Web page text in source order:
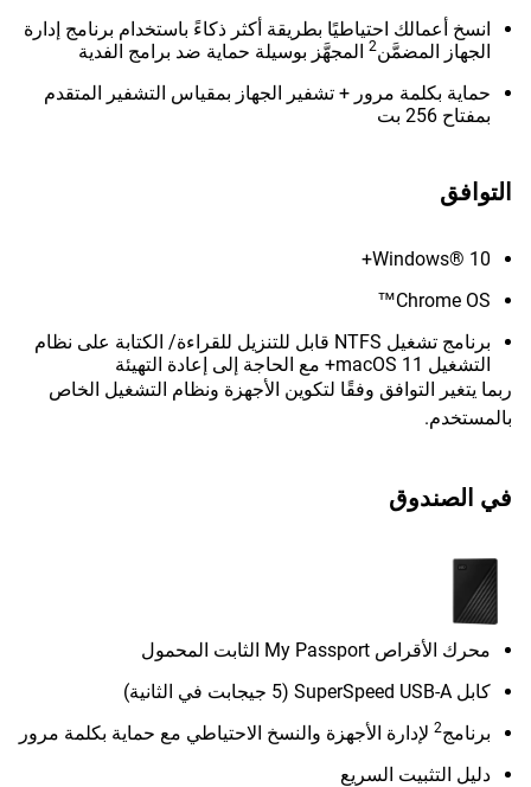
انسخ أعمالك احتياطيًا بطريقة أكثر ذكاءً باستخدام برنامج إدارة
الجهاز المضمَّن2 المجهَّز بوسيلة حماية ضد برامج الفدية
حماية بكلمة مرور + تشفير الجهاز بمقياس التشفير المتقدم
بمفتاح 256 بت
التوافق
Windows® 10+
Chrome OS™
برنامج تشغيل NTFS قابل للتنزيل للقراءة/ الكتابة على نظام
التشغيل macOS 11+ مع الحاجة إلى إعادة التهيئة
ربما يتغير التوافق وفقًا لتكوين الأجهزة ونظام التشغيل الخاص
بالمستخدم.
في الصندوق
محرك الأقراص My Passport الثابت المحمول
كابل SuperSpeed USB-A (5 جيجابت في الثانية)
برنامج2 لإدارة الأجهزة والنسخ الاحتياطي مع حماية بكلمة مرور
دليل التثبيت السريع